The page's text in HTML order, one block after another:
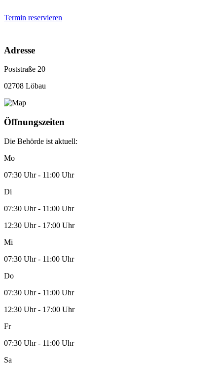
Termin reservieren
Adresse
Poststraße 20
02708 Löbau
Öffnungszeiten
Die Behörde ist aktuell:
Mo
07:30 Uhr - 11:00 Uhr
Di
07:30 Uhr - 11:00 Uhr
12:30 Uhr - 17:00 Uhr
Mi
07:30 Uhr - 11:00 Uhr
Do
07:30 Uhr - 11:00 Uhr
12:30 Uhr - 17:00 Uhr
Fr
07:30 Uhr - 11:00 Uhr
Sa